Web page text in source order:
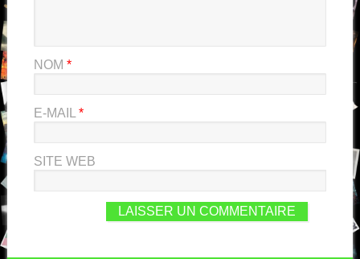
NOM *
E-MAIL *
SITE WEB